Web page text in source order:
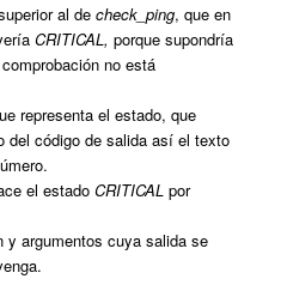
al de check_ping, que en
CRITICAL, porque supondría
no está
representa el estado, que
del código de salida así el texto
el estado CRITICALpor
y argumentos cuya salida se